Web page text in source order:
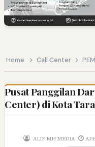
Home Call Center
Pusat Panggilan
Center) di Kota
ALIF MH MEDIA